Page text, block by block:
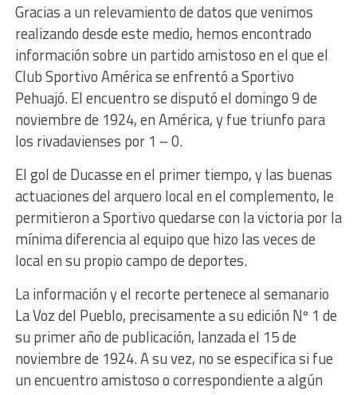
Gracias a un relevamiento de datos que venimos
realizando desde este medio, hemos encontrado
información sobre un partido amistoso en el que el
Club Sportivo América se enfrentó a Sportivo
Pehuajó. El encuentro se disputó el domingo 9 de
noviembre de 1924, en América, y fue triunfo para
los rivadavienses por 1 – 0.
El gol de Ducasse en el primer tiempo, y las buenas
actuaciones del arquero local en el complemento, le
permitieron a Sportivo quedarse con la victoria por la
mínima diferencia al equipo que hizo las veces de
local en su propio campo de deportes.
La información y el recorte pertenece al semanario
La Voz del Pueblo, precisamente a su edición Nº 1 de
su primer año de publicación, lanzada el 15 de
noviembre de 1924. A su vez, no se especifica si fue
un encuentro amistoso o correspondiente a algún